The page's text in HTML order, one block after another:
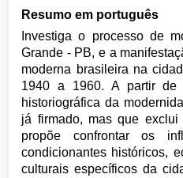
Resumo em português
Investiga o processo de
Grande - PB, e a
moderna brasileira na
1940 a 1960. A partir de
historiográfica da
já firmado, mas que
propõe confrontar os
condicionantes históricos,
culturais específicos da